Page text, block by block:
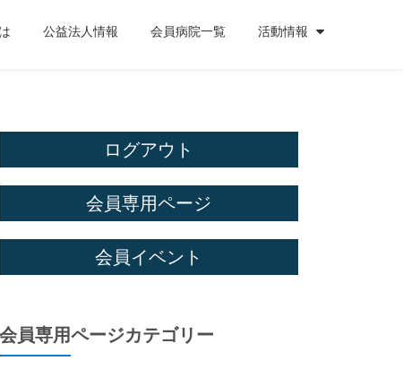
公益法人情報 会員病院一覧 活動情報
ログアウト
会員専用ページ
会員イベント
会員専用ページカテゴリー